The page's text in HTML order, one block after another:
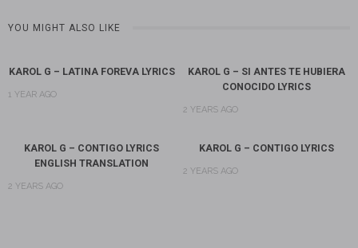
YOU MIGHT ALSO LIKE
KAROL G – LATINA FOREVA LYRICS
1 YEAR AGO
KAROL G – SI ANTES TE HUBIERA
CONOCIDO LYRICS
2 YEARS AGO
KAROL G – CONTIGO LYRICS
ENGLISH TRANSLATION
2 YEARS AGO
KAROL G – CONTIGO LYRICS
2 YEARS AGO